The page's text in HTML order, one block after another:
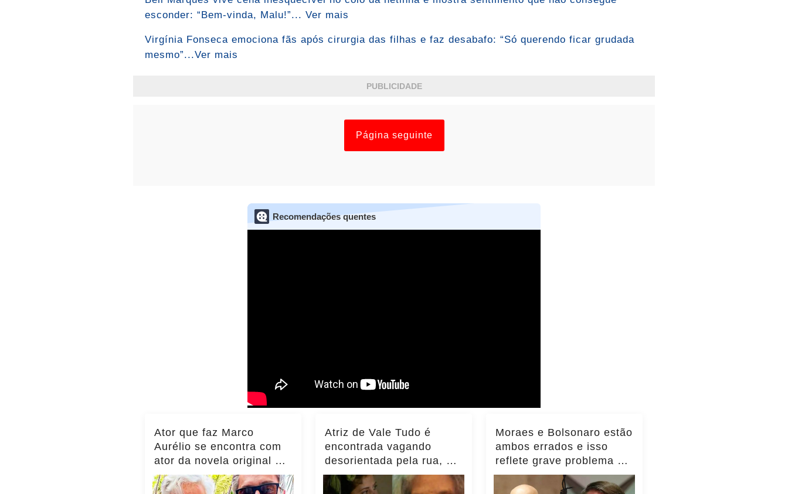
esconder: “Bem-vinda, Malu!”... Ver mais
Virgínia Fonseca emociona fãs após cirurgia das filhas e faz desabafo: “Só querendo ficar grudada
mesmo”...Ver mais
PUBLICIDADE
Página seguinte
Recomendações quentes
Ator que faz Marco
Aurélio se encontra com
ator da novela original e
momento viraliza,
notícias!... ver mais
Atriz de Vale Tudo é
encontrada vagando
desorientada pela rua, e
filha faz... Ver mais
Moraes e Bolsonaro estão
ambos errados e isso
reflete grave problema do
Brasil, diz Transparência
Internacional